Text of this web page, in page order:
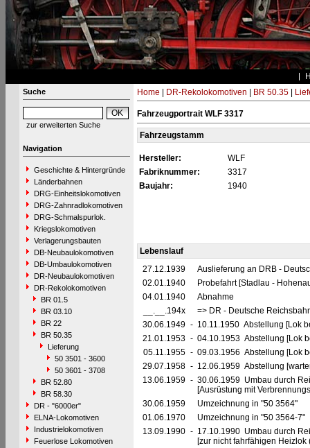
Suche
zur erweiterten Suche
Navigation
Geschichte & Hintergründe
Länderbahnen
DRG-Einheitslokomotiven
DRG-Zahnradlokomotiven
DRG-Schmalspurlok.
Kriegslokomotiven
Verlagerungsbauten
DB-Neubaulokomotiven
DB-Umbaulokomotiven
DR-Neubaulokomotiven
DR-Rekolokomotiven
BR 01.5
BR 03.10
BR 22
BR 50.35
Lieferung
50 3501 - 3600
50 3601 - 3708
BR 52.80
BR 58.30
DR - "6000er"
ELNA-Lokomotiven
Industrielokomotiven
Feuerlose Lokomotiven
Home DR-Rekolokomotiven BR 50.35|
Fahrzeugportrait WLF 3317
Fahrzeugstamm
Hersteller:
WLF
Fabriknummer:
3317
Baujahr:
1940
Lebenslauf
27.12.1939
Auslieferung an DRB -
02.01.1940
Probefahrt [Stadlau -
04.01.1940
Abnahme
__.__.194x
=> DR - Deutsche
30.06.1949 - 10.11.1950 Abstellung [Lok
21.01.1953 - 04.10.1953 Abstellung [Lok
05.11.1955 - 09.03.1956 Abstellung [Lok
29.07.1958 - 12.06.1959 Abstellung
13.06.1959 - 30.06.1959 Umbau durch
[Ausrüstung mit
30.06.1959
Umzeichnung in "50 3564"
01.06.1970
Umzeichnung in "50 3564-7"
13.09.1990 - 17.10.1990 Umbau durch
[zur nicht fahrfähigen